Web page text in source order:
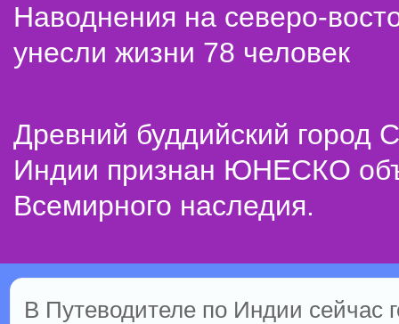
Наводнения на северо-
унесли жизни 78 человек
Древний буддийский город
Индии признан ЮНЕСКО
Всемирного наследия.
В Путеводителе по Индии сейчас